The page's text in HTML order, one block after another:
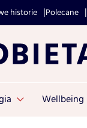
historie Polecane
Wellbeing